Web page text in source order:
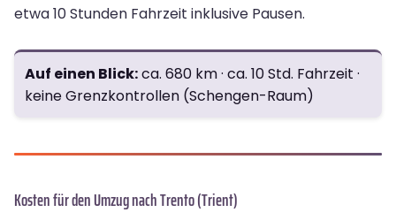
etwa 10 Stunden Fahrzeit inklusive Pausen.
Auf einen Blick:ca. 680 km · ca. 10 Std. Fahrzeit ·
keine Grenzkontrollen (Schengen-Raum)
Kosten für den Umzug nach Trento (Trient)